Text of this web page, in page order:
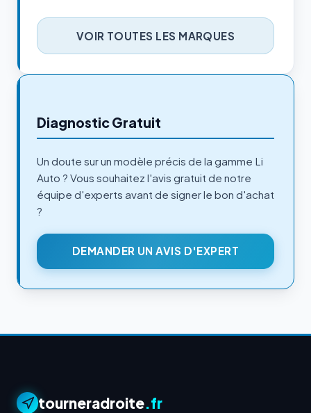
VOIR TOUTES LES MARQUES
Diagnostic Gratuit
Un doute sur un modèle précis de la gamme Li
Auto ? Vous souhaitez l'avis gratuit de notre
équipe d'experts avant de signer le bon d'achat
?
DEMANDER UN AVIS D'EXPERT
tourneradroite.fr